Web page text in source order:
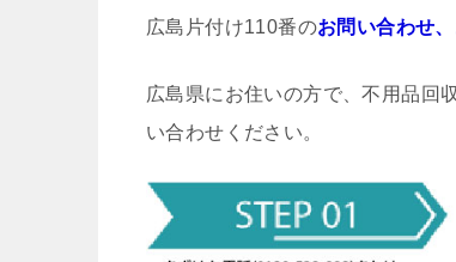
広島片付け110番のお問い合わせ
広島県にお住いの方で、不用品回
い合わせください。